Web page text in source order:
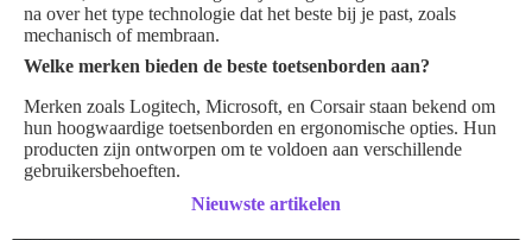
na over het type technologie dat het beste bij je past, zoals
mechanisch of membraan.
Welke merken bieden de beste toetsenborden aan?
Merken zoals Logitech, Microsoft, en Corsair staan bekend om
hun hoogwaardige toetsenborden en ergonomische opties. Hun
producten zijn ontworpen om te voldoen aan verschillende
gebruikersbehoeften.
Nieuwste artikelen